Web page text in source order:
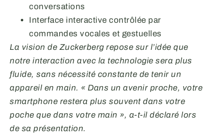
conversations
Interface interactive contrôlée par
commandes vocales et gestuelles
La vision de Zuckerberg repose sur l’idée que
notre interaction avec la technologie sera plus
fluide, sans nécessité constante de tenir un
appareil en main. « Dans un avenir proche, votre
smartphone restera plus souvent dans votre
poche que dans votre main », a-t-il déclaré lors
de sa présentation.